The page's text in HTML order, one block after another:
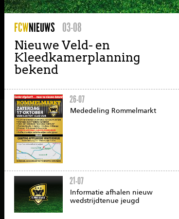
FCWNIEUWS 03-08
Nieuwe Veld- en
Kleedkamerplanning
bekend
26-07
Mededeling Rommelmarkt
21-07
Informatie afhalen nieuw
wedstrijdtenue jeugd